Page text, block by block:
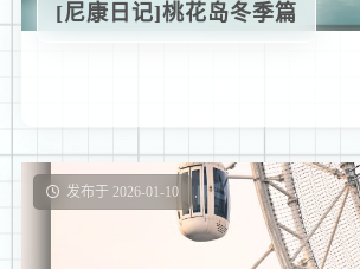
[尼康日记]桃花岛冬季篇
发布于 2026-01-10